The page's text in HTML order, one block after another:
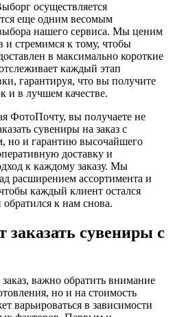
осуществляется
еще одним весомым
нашего сервиса. Мы ценим
и стремимся к тому, чтобы
в максимально короткие
каждый этап
гарантируя, что вы получите
и в лучшем качестве.
ФотоПочту, вы получаете не
сувениры на заказ с
но и гарантию высочайшего
доставку и
к каждому заказу. Мы
расширением ассортимента и
каждый клиент остался
обратился к нам снова.
заказать сувениры с
важно обратить внимание
но и на стоимость
варьироваться в зависимости